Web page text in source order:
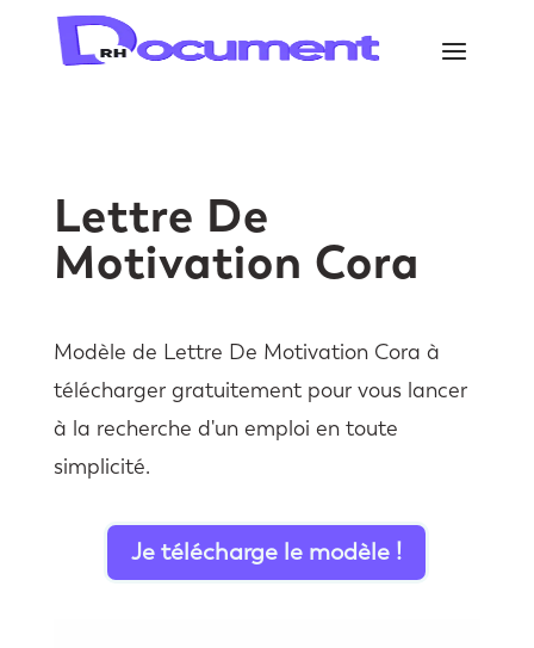
Lettre De
Motivation Cora
Modèle de Lettre De Motivation Cora à
télécharger gratuitement pour vous lancer
à la recherche d'un emploi en toute
simplicité.
Je télécharge le modèle !